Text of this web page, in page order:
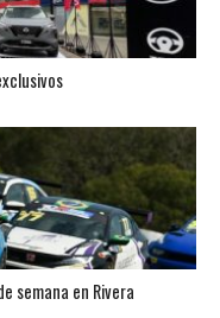
semana en Rivera